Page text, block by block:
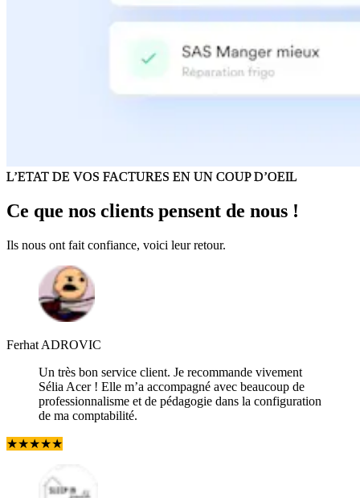
L’ETAT DE VOS FACTURES EN UN COUP D’OEIL
Ce que nos clients pensent de nous !
Ils nous ont fait confiance, voici leur retour.
Ferhat ADROVIC
Un très bon service client. Je recommande vivement
Sélia Acer ! Elle m’a accompagné avec beaucoup de
professionnalisme et de pédagogie dans la configuration
de ma comptabilité.
★★★★★